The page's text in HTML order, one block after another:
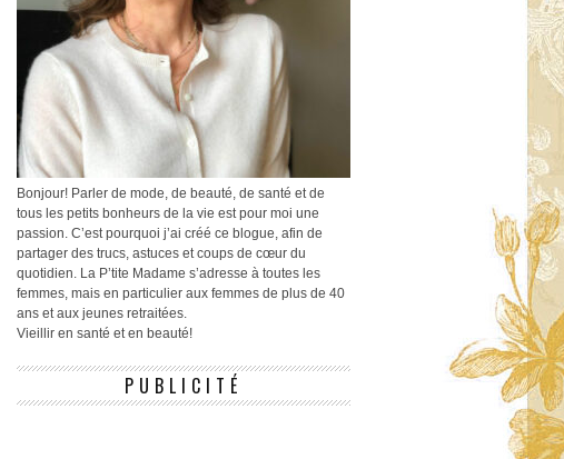
Bonjour! Parler de mode, de beauté, de santé et de
tous les petits bonheurs de la vie est pour moi une
passion. C’est pourquoi j’ai créé ce blogue, afin de
partager des trucs, astuces et coups de cœur du
quotidien. La P’tite Madame s’adresse à toutes les
femmes, mais en particulier aux femmes de plus de 40
ans et aux jeunes retraitées.
Vieillir en santé et en beauté!
PUBLICITÉ